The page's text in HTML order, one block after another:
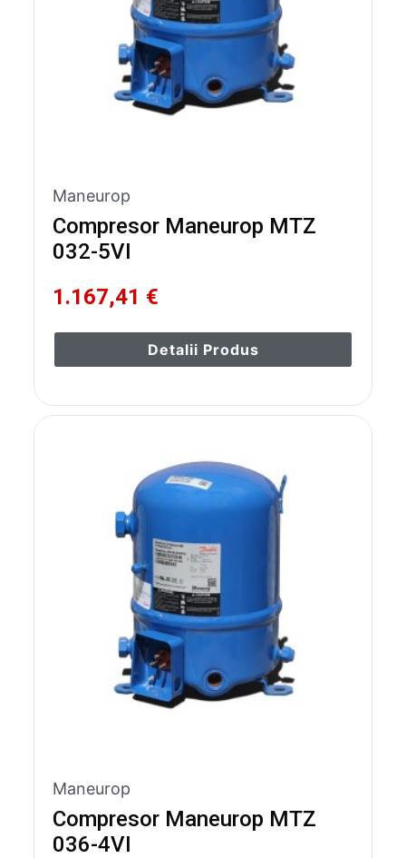
Maneurop
Compresor Maneurop MTZ
032-5VI
1.167,41 €
Detalii Produs
Maneurop
Compresor Maneurop MTZ
036-4VI